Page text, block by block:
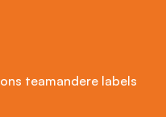
ons teamandere labels